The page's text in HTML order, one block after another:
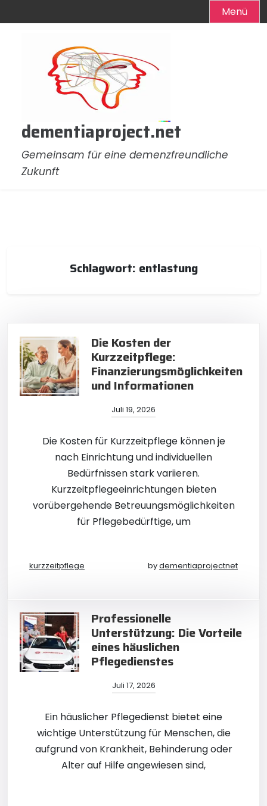
Menü
dementiaproject.net
Gemeinsam für eine demenzfreundliche
Zukunft
Schlagwort: entlastung
Die Kosten der
Kurzzeitpflege:
Finanzierungsmöglichkeiten
und Informationen
Juli 19, 2026
Die Kosten für Kurzzeitpflege können je
nach Einrichtung und individuellen
Bedürfnissen stark variieren.
Kurzzeitpflegeeinrichtungen bieten
vorübergehende Betreuungsmöglichkeiten
für Pflegebedürftige, um
kurzzeitpflege bydementiaprojectnet
Professionelle
Unterstützung: Die Vorteile
eines häuslichen
Pflegedienstes
Juli 17, 2026
Ein häuslicher Pflegedienst bietet eine
wichtige Unterstützung für Menschen, die
aufgrund von Krankheit, Behinderung oder
Alter auf Hilfe angewiesen sind,